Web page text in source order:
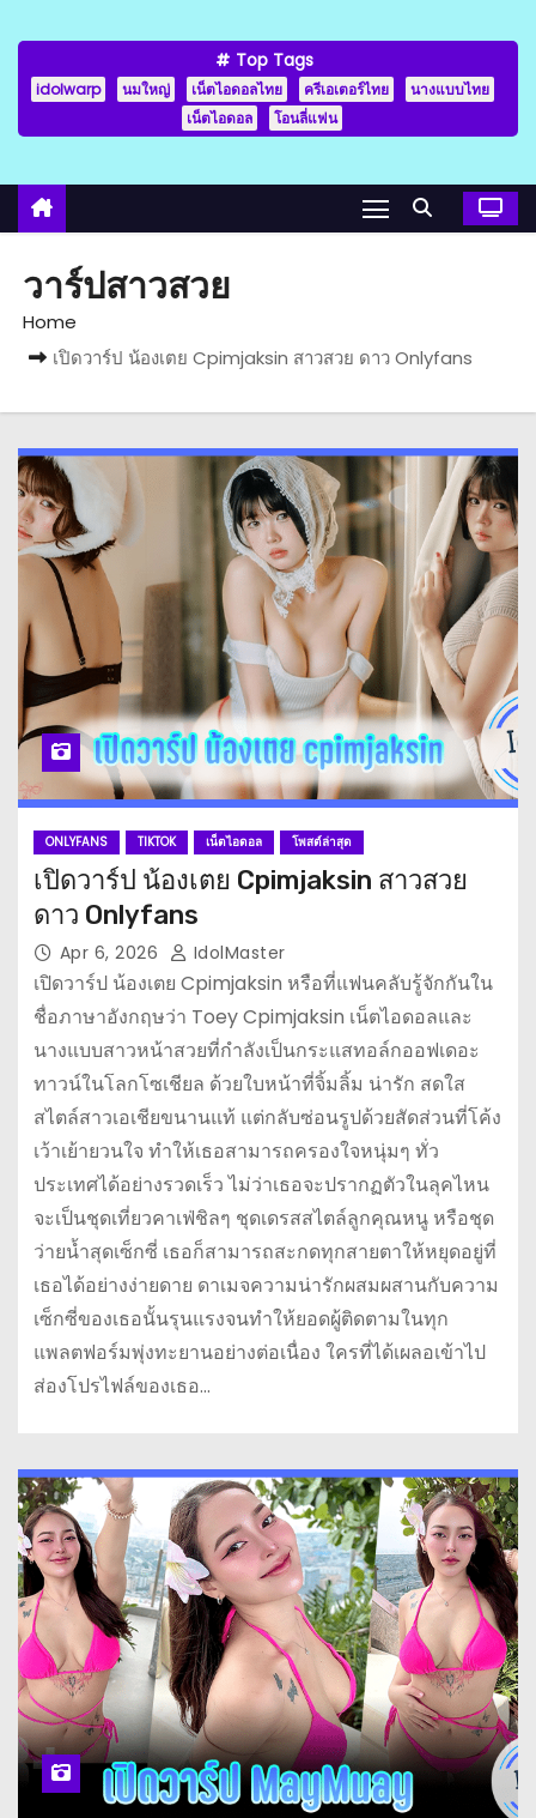
Top Tags
idolwarp นมใหญ่ เน็ตไอดอลไทย ครีเอเตอร์ไทย
นางแบบไทย
เน็ตไอดอล
โอนลี่แฟน
วาร์ปสาวสวย
Home
เปิดวาร์ป น้องเตย Cpimjaksin สาวสวย ดาว Onlyfans
ONLYFANS TIKTOK เน็ตไอดอล โพสต์ล่าสุด
เปิดวาร์ป น้องเตย Cpimjaksin สาวสวย
ดาว Onlyfans
Apr 6, 2026 IdolMaster
เปิดวาร์ป น้องเตย Cpimjaksin หรือที่แฟนคลับรู้จักกันใน
ชื่อภาษาอังกฤษว่า Toey Cpimjaksin เน็ตไอดอลและ
นางแบบสาวหน้าสวยที่กำลังเป็นกระแสทอล์กออฟเดอะ
ทาวน์ในโลกโซเชียล ด้วยใบหน้าที่จิ้มลิ้ม น่ารัก สดใส
สไตล์สาวเอเชียขนานแท้ แต่กลับซ่อนรูปด้วยสัดส่วนที่โค้ง
เว้าเย้ายวนใจ ทำให้เธอสามารถครองใจหนุ่มๆ ทั่ว
ประเทศได้อย่างรวดเร็ว ไม่ว่าเธอจะปรากฏตัวในลุคไหน
จะเป็นชุดเที่ยวคาเฟ่ชิลๆ ชุดเดรสสไตล์ลูกคุณหนู หรือชุด
ว่ายน้ำสุดเซ็กซี่ เธอก็สามารถสะกดทุกสายตาให้หยุดอยู่ที่
เธอได้อย่างง่ายดาย ดาเมจความน่ารักผสมผสานกับความ
เซ็กซี่ของเธอนั้นรุนแรงจนทำให้ยอดผู้ติดตามในทุก
แพลตฟอร์มพุ่งทะยานอย่างต่อเนื่อง ใครที่ได้เผลอเข้าไป
ส่องโปรไฟล์ของเธอ…